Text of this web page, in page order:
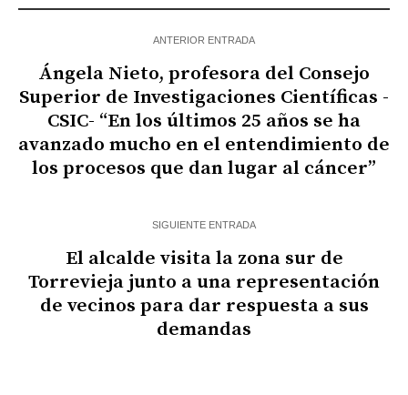
ANTERIOR ENTRADA
Ángela Nieto, profesora del Consejo
Superior de Investigaciones Científicas -
CSIC- “En los últimos 25 años se ha
avanzado mucho en el entendimiento de
los procesos que dan lugar al cáncer”
SIGUIENTE ENTRADA
El alcalde visita la zona sur de
Torrevieja junto a una representación
de vecinos para dar respuesta a sus
demandas